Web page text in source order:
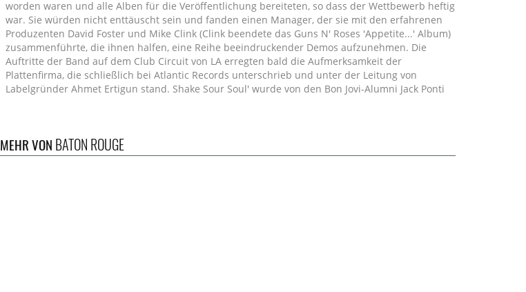
worden waren und alle Alben für die Veröffentlichung bereiteten, so dass der Wettbewerb heftig
war. Sie würden nicht enttäuscht sein und fanden einen Manager, der sie mit den erfahrenen
Produzenten David Foster und Mike Clink (Clink beendete das Guns N' Roses 'Appetite...' Album)
zusammenführte, die ihnen halfen, eine Reihe beeindruckender Demos aufzunehmen. Die
Auftritte der Band auf dem Club Circuit von LA erregten bald die Aufmerksamkeit der
Plattenfirma, die schließlich bei Atlantic Records unterschrieb und unter der Leitung von
Labelgründer Ahmet Ertigun stand. Shake Sour Soul' wurde von den Bon Jovi-Alumni Jack Ponti
dass die Band mit einem soliden Airplay eine gute Fangemeinde hatte und sich diese als solche
etablierte.
MEHR VON BATON ROUGE